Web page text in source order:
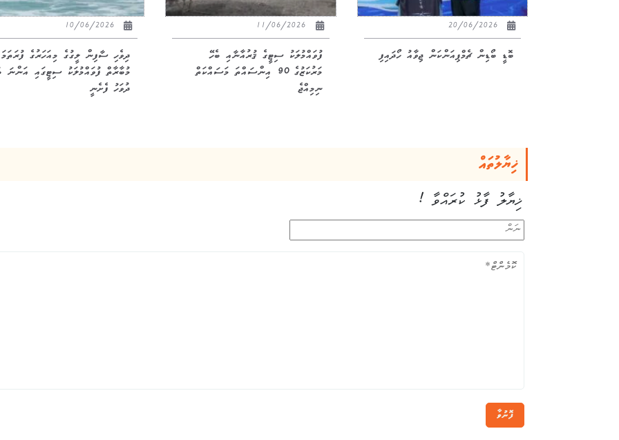
20/06/2026
ބޮޑީ ބޯޑިން ޗެމްޕިއަންކަން ޖިވާއު ހޯދައިފި
ފުވައްމުލަކު ސިޓީގެ ޤުރުއާނާއި ބެހޭ
މަރުކަޒުގެ 90 އިންސައްތަ މަސައްކަތް
ނިމިއްޖެ
10/06/2026
ދިވެހި ސާފިން ލީގުގެ މިއަހަރުގެ ފުރަތަމަ
މުބާރާތް ފުވައްމުލަކު ސިޓީގައި އަންނަ
ދުވަހު ފެށެނީ
ޚިޔާލުތައް
ޚިޔާލު ފާޅު ކުރައްވާ !
ފޮނުވާ